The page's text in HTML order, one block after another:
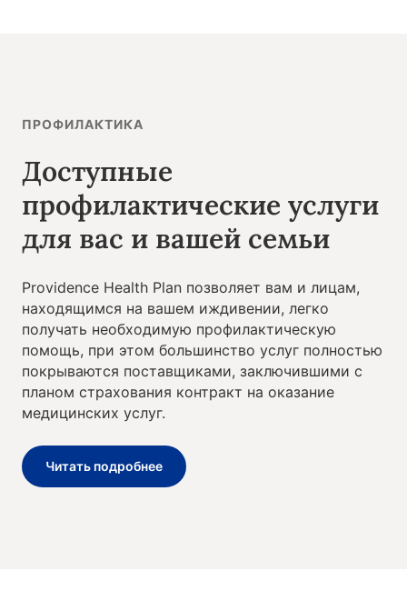
ПРОФИЛАКТИКА
Доступные
профилактические услуги
для вас и вашей семьи
Providence Health Plan позволяет вам и лицам,
находящимся на вашем иждивении, легко
получать необходимую профилактическую
помощь, при этом большинство услуг полностью
покрываются поставщиками, заключившими с
планом страхования контракт на оказание
медицинских услуг.
Читать подробнее